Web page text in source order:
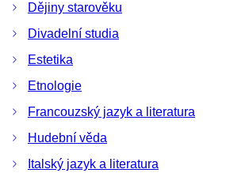
Dějiny starověku
Divadelní studia
Estetika
Etnologie
Francouzský jazyk a literatura
Hudební věda
Italský jazyk a literatura